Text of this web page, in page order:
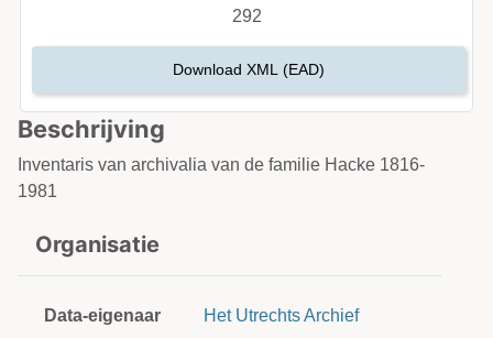
Beschrijving
Inventaris van archivalia van de familie Hacke 1816-
1981
Organisatie
Data-eigenaar Het Utrechts Archief
292
Download XML (EAD)